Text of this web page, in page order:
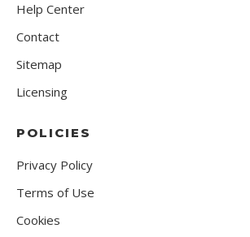
Help Center
Contact
Sitemap
Licensing
POLICIES
Privacy Policy
Terms of Use
Cookies